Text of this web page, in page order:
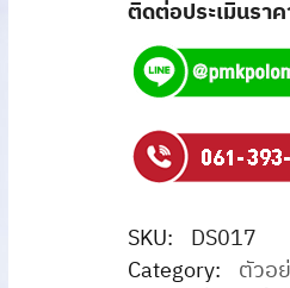
ติดต่อประเมินรา
SKU: DS017
Category: ตัวอ